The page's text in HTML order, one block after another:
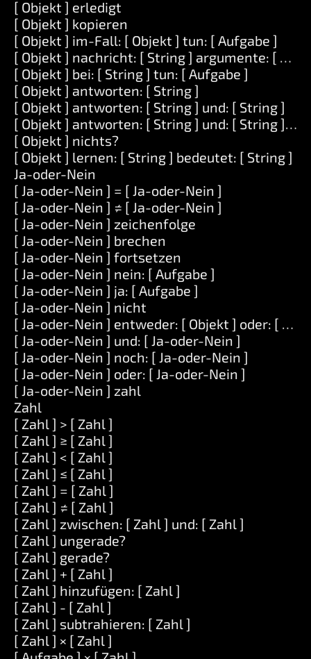
[ Objekt ] erledigt
[ Objekt ] kopieren
[ Objekt ] im-Fall: [ Objekt ] tun: [ Aufgabe ]
[ Objekt ] nachricht: [ String ] argumente: [
[ Objekt ] bei: [ String ] tun: [ Aufgabe ]
[ Objekt ] antworten: [ String ]
[ Objekt ] antworten: [ String ] und: [ String ]
[ Objekt ] antworten: [ String ] und: [ String ]
[ Objekt ] nichts?
[ Objekt ] lernen: [ String ] bedeutet: [ String ]
Ja-oder-Nein
[ Ja-oder-Nein ] = [ Ja-oder-Nein ]
[ Ja-oder-Nein ] ≠ [ Ja-oder-Nein ]
[ Ja-oder-Nein ] zeichenfolge
[ Ja-oder-Nein ] brechen
[ Ja-oder-Nein ] fortsetzen
[ Ja-oder-Nein ] nein: [ Aufgabe ]
[ Ja-oder-Nein ] ja: [ Aufgabe ]
[ Ja-oder-Nein ] nicht
[ Ja-oder-Nein ] entweder: [ Objekt ] oder: [
[ Ja-oder-Nein ] und: [ Ja-oder-Nein ]
[ Ja-oder-Nein ] noch: [ Ja-oder-Nein ]
[ Ja-oder-Nein ] oder: [ Ja-oder-Nein ]
[ Ja-oder-Nein ] zahl
Zahl
[ Zahl ] > [ Zahl ]
[ Zahl ] ≥ [ Zahl ]
[ Zahl ] < [ Zahl ]
[ Zahl ] ≤ [ Zahl ]
[ Zahl ] = [ Zahl ]
[ Zahl ] ≠ [ Zahl ]
[ Zahl ] zwischen: [ Zahl ] und: [ Zahl ]
[ Zahl ] ungerade?
[ Zahl ] gerade?
[ Zahl ] + [ Zahl ]
[ Zahl ] hinzufügen: [ Zahl ]
[ Zahl ] - [ Zahl ]
[ Zahl ] subtrahieren: [ Zahl ]
[ Zahl ] × [ Zahl ]